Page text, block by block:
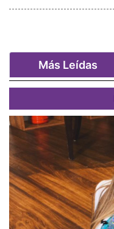
Más Leídas